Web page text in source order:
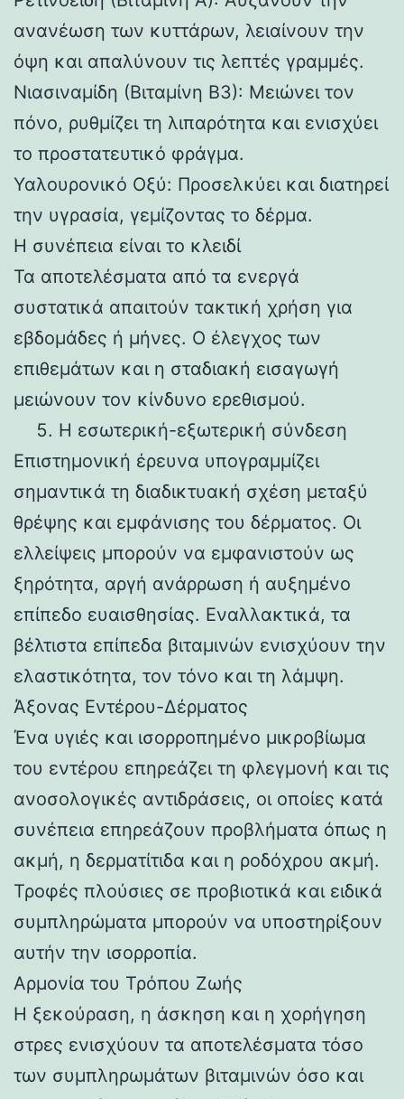
ανανέωση των κυττάρων, λειαίνουν την
όψη και απαλύνουν τις λεπτές γραμμές.
Νιασιναμίδη (Βιταμίνη Β3): Μειώνει τον
πόνο, ρυθμίζει τη λιπαρότητα και ενισχύει
το προστατευτικό φράγμα.
Υαλουρονικό Οξύ: Προσελκύει και διατηρεί
την υγρασία, γεμίζοντας το δέρμα.
Η συνέπεια είναι το κλειδί
Τα αποτελέσματα από τα ενεργά
συστατικά απαιτούν τακτική χρήση για
εβδομάδες ή μήνες. Ο έλεγχος των
επιθεμάτων και η σταδιακή εισαγωγή
μειώνουν τον κίνδυνο ερεθισμού.
Η εσωτερική-εξωτερική σύνδεση
Επιστημονική έρευνα υπογραμμίζει
σημαντικά τη διαδικτυακή σχέση μεταξύ
θρέψης και εμφάνισης του δέρματος. Οι
ελλείψεις μπορούν να εμφανιστούν ως
ξηρότητα, αργή ανάρρωση ή αυξημένο
επίπεδο ευαισθησίας. Εναλλακτικά, τα
βέλτιστα επίπεδα βιταμινών ενισχύουν την
ελαστικότητα, τον τόνο και τη λάμψη.
Άξονας Εντέρου-Δέρματος
Ένα υγιές και ισορροπημένο μικροβίωμα
του εντέρου επηρεάζει τη φλεγμονή και τις
ανοσολογικές αντιδράσεις, οι οποίες κατά
συνέπεια επηρεάζουν προβλήματα όπως η
ακμή, η δερματίτιδα και η ροδόχρου ακμή.
Τροφές πλούσιες σε προβιοτικά και ειδικά
συμπληρώματα μπορούν να υποστηρίξουν
αυτήν την ισορροπία.
Αρμονία του Τρόπου Ζωής
Η ξεκούραση, η άσκηση και η χορήγηση
στρες ενισχύουν τα αποτελέσματα τόσο
των συμπληρωμάτων βιταμινών όσο και